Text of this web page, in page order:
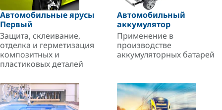
Автомобильные ярусы
Первый
Защита, склеивание,
отделка и герметизация
композитных и
пластиковых деталей
Автомобильный
аккумулятор
Применение в
производстве
аккумуляторных батарей